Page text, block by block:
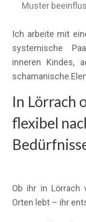
Muster
Ich arbeite mit
systemische
inneren Kindes,
schamanische
In Lörrach
flexibel
Ob ihr in Lörrach
Orten lebt – ihr